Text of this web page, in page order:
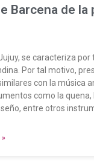
Barcena de la
se caracteriza
Por tal motivo,
con la música
como la quena,
entre otros
»